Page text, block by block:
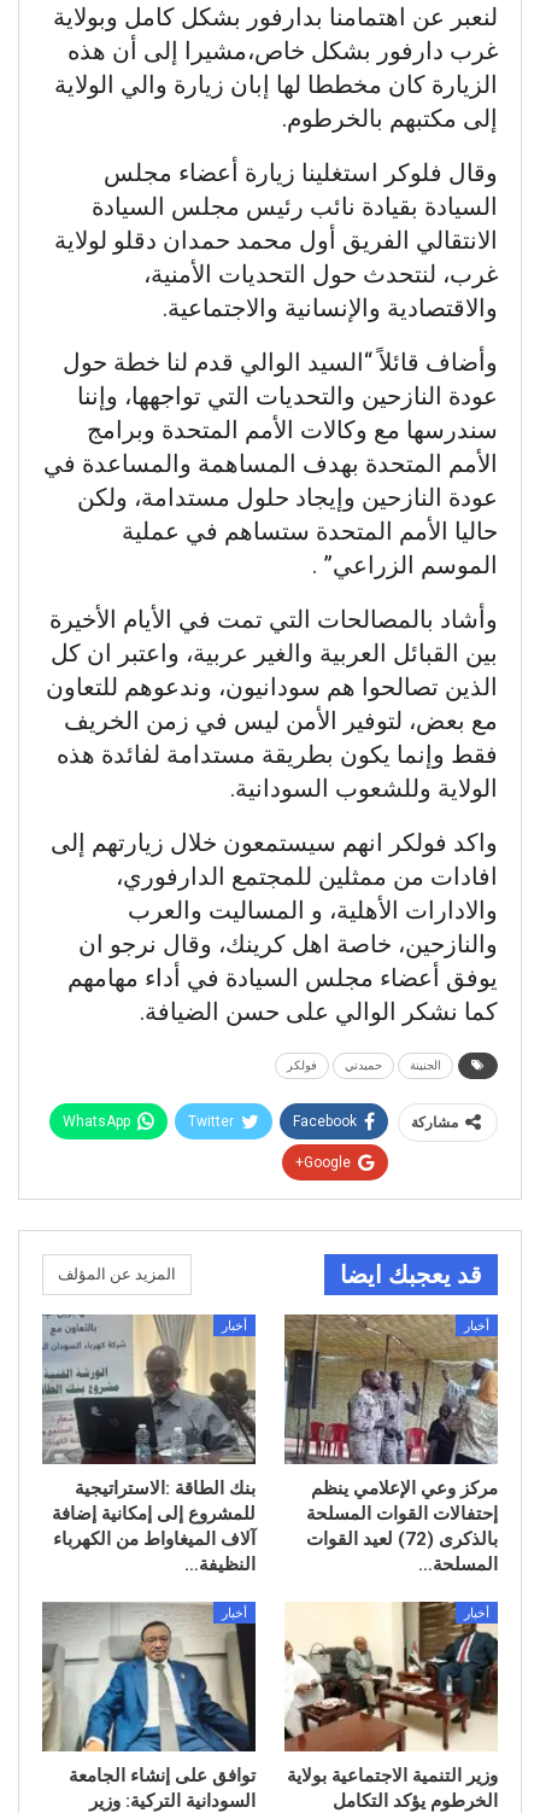
لنعبر عن اهتمامنا بدارفور بشكل كامل وبولاية
غرب دارفور بشكل خاص،مشيرا إلى أن هذه
الزيارة كان مخططا لها إبان زيارة والي الولاية
إلى مكتبهم بالخرطوم.
وقال فلوكر استغلينا زيارة أعضاء مجلس
السيادة بقيادة نائب رئيس مجلس السيادة
الانتقالي الفريق أول محمد حمدان دقلو لولاية
غرب، لنتحدث حول التحديات الأمنية،
والاقتصادية والإنسانية والاجتماعية.
وأضاف قائلاً “السيد الوالي قدم لنا خطة حول
عودة النازحين والتحديات التي تواجهها، وإننا
سندرسها مع وكالات الأمم المتحدة وبرامج
الأمم المتحدة بهدف المساهمة والمساعدة في
عودة النازحين وإيجاد حلول مستدامة، ولكن
حاليا الأمم المتحدة ستساهم في عملية
الموسم الزراعي” .
وأشاد بالمصالحات التي تمت في الأيام الأخيرة
بين القبائل العربية والغير عربية، واعتبر ان كل
الذين تصالحوا هم سودانيون، وندعوهم للتعاون
مع بعض، لتوفير الأمن ليس في زمن الخريف
فقط وإنما يكون بطريقة مستدامة لفائدة هذه
الولاية وللشعوب السودانية.
واكد فولكر انهم سيستمعون خلال زيارتهم إلى
افادات من ممثلين للمجتمع الدارفوري،
والادارات الأهلية، و المساليت والعرب
والنازحين، خاصة اهل كرينك، وقال نرجو ان
يوفق أعضاء مجلس السيادة في أداء مهامهم
كما نشكر الوالي على حسن الضيافة.
الجنينة حميدتي فولكر
مشاركة Facebook
Twitter
WhatsApp
Google+
قد يعجبك ايضا المزيد عن المؤلف
أخبار
مركز وعي الإعلامي ينظم
إحتفالات القوات المسلحة
بالذكرى (72) لعيد القوات
المسلحة…
أخبار
بنك الطاقة :الاستراتيجية
للمشروع إلى إمكانية إضافة
آلاف الميغاواط من الكهرباء
النظيفة…
أخبار
وزير التنمية الاجتماعية بولاية
الخرطوم يؤكد التكامل
أخبار
توافق على إنشاء الجامعة
السودانية التركية: وزير